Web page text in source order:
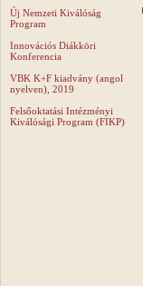
Új Nemzeti Kiválóság
Program
Innovációs Diákköri
Konferencia
VBK K+F kiadvány (angol
nyelven), 2019
Felsőoktatási Intézményi
Kiválósági Program (FIKP)